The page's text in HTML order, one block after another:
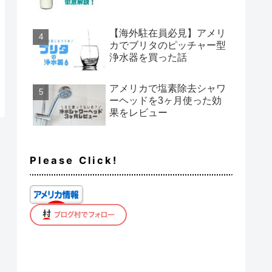
【海外駐在員必見】アメリ
カでブリタのピッチャー型
浄水器を買った話
アメリカで塩素除去シャワ
ーヘッドを3ヶ月使った効
果をレビュー
Please Click!